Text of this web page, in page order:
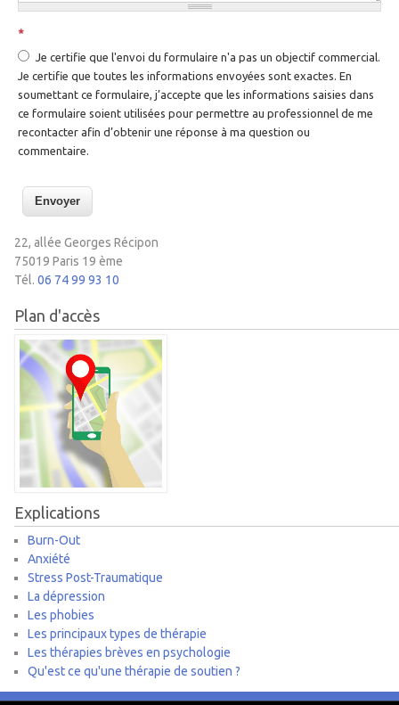
*
Je certifie que l'envoi du formulaire n'a pas un objectif commercial.
Je certifie que toutes les informations envoyées sont exactes. En
soumettant ce formulaire, j’accepte que les informations saisies dans
ce formulaire soient utilisées pour permettre au professionnel de me
recontacter afin d’obtenir une réponse à ma question ou
commentaire.
22, allée Georges Récipon
75019 Paris 19 ème
Tél. 06 74 99 93 10
Plan d'accès
Explications
Burn-Out
Anxiété
Stress Post-Traumatique
La dépression
Les phobies
Les principaux types de thérapie
Les thérapies brèves en psychologie
Qu'est ce qu'une thérapie de soutien ?